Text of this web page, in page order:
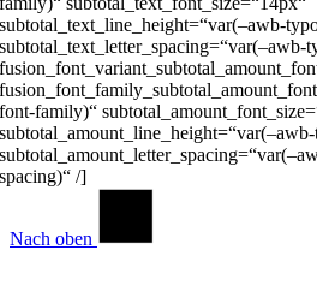
subtotal_text_line_height=“var(–awb-
subtotal_text_letter_spacing=“var(–awb-
font-family)“
spacing)“ /]
Nach oben